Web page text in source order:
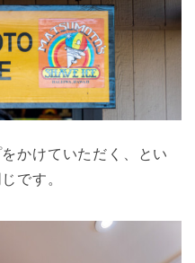
かけていただく、とい
です。